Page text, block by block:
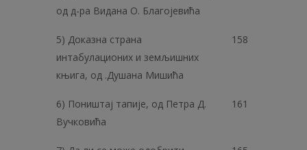
од д-ра Видана О. Благојевића
5) Доказна страна
интабулационих и земљишних
књига, од .Душана Мишића
158
6) Поништај тапије, од Петра Д.
Вучковића
161